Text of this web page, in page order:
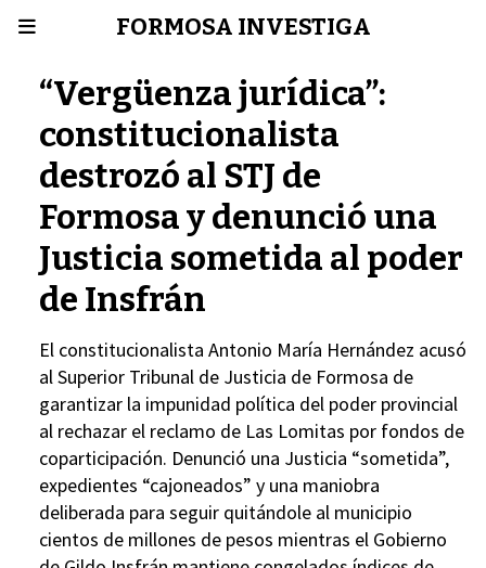
FORMOSA INVESTIGA
“Vergüenza jurídica”:
constitucionalista
destrozó al STJ de
Formosa y denunció una
Justicia sometida al poder
de Insfrán
El constitucionalista Antonio María Hernández acusó
al Superior Tribunal de Justicia de Formosa de
garantizar la impunidad política del poder provincial
al rechazar el reclamo de Las Lomitas por fondos de
coparticipación. Denunció una Justicia “sometida”,
expedientes “cajoneados” y una maniobra
deliberada para seguir quitándole al municipio
cientos de millones de pesos mientras el Gobierno